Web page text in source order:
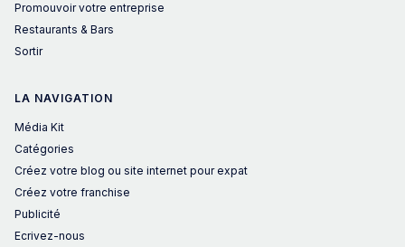
Promouvoir votre entreprise
Restaurants & Bars
Sortir
LA NAVIGATION
Média Kit
Catégories
Créez votre blog ou site internet pour expat
Créez votre franchise
Publicité
Ecrivez-nous